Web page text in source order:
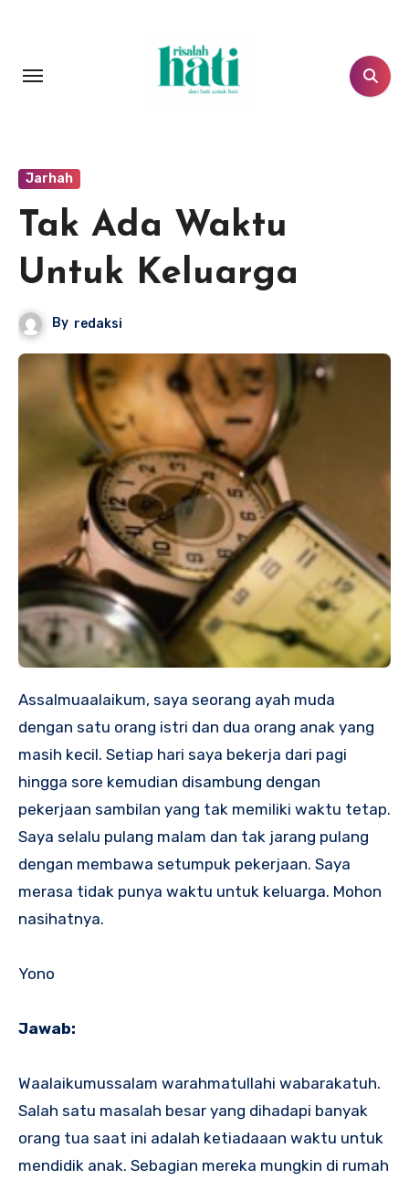
Jarhah
Tak Ada Waktu
Untuk Keluarga
By redaksi
Assalmuaalaikum, saya seorang ayah muda
dengan satu orang istri dan dua orang anak yang
masih kecil. Setiap hari saya bekerja dari pagi
hingga sore kemudian disambung dengan
pekerjaan sambilan yang tak memiliki waktu tetap.
Saya selalu pulang malam dan tak jarang pulang
dengan membawa setumpuk pekerjaan. Saya
merasa tidak punya waktu untuk keluarga. Mohon
nasihatnya.
Yono
Jawab:
Waalaikumussalam warahmatullahi wabarakatuh.
Salah satu masalah besar yang dihadapi banyak
orang tua saat ini adalah ketiadaaan waktu untuk
mendidik anak. Sebagian mereka mungkin di rumah